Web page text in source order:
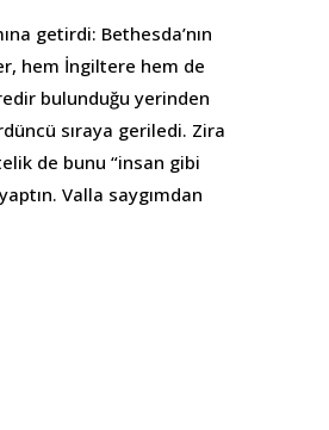
getirdi: Bethesda’nın
hem İngiltere hem de
bulunduğu yerinden
sıraya geriledi. Zira
de bunu “insan gibi
Valla saygımdan